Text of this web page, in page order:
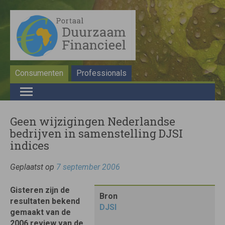
Consumenten Professionals
Geen wijzigingen Nederlandse
bedrijven in samenstelling DJSI
indices
Geplaatst op 7 september 2006
Bron
DJSI
Gisteren zijn de
resultaten bekend
gemaakt van de